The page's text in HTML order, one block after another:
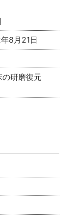
8月21日
研磨復元